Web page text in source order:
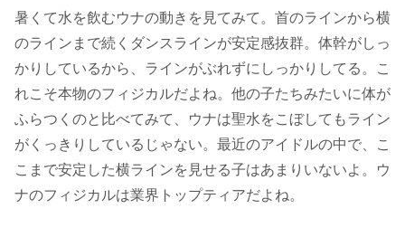
暑くて水を飲むウナの動きを見てみて。首のラインから横
のラインまで続くダンスラインが安定感抜群。体幹がしっ
かりしているから、ラインがぶれずにしっかりしてる。こ
れこそ本物のフィジカルだよね。他の子たちみたいに体が
ふらつくのと比べてみて、ウナは聖水をこぼしてもライン
がくっきりしているじゃない。最近のアイドルの中で、こ
こまで安定した横ラインを見せる子はあまりいないよ。ウ
ナのフィジカルは業界トップティアだよね。